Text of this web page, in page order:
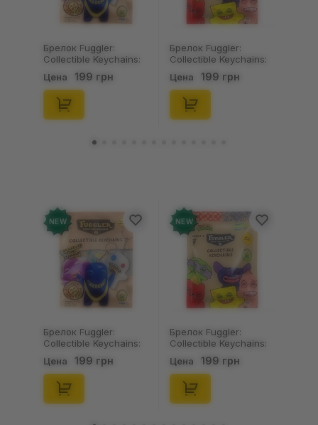
Брелок Fuggler:
Collectible Keychains:
Gold Edition: Series 3
(Blind Box: 1 з 24),
(11550)
Цена 199 грн
Брелок Fuggler:
Collectible Keychains:
Series 2 (Blind Box: 1 з
46), (15475)
Цена 199 грн
NEW
Брелок Fuggler:
Collectible Keychains:
Gold Edition: Series 3
(Blind Box: 1 з 24),
(11550)
Цена 199 грн
NEW
Брелок Fuggler:
Collectible Keychains:
Series 2 (Blind Box: 1 з
46), (15475)
Цена 199 грн